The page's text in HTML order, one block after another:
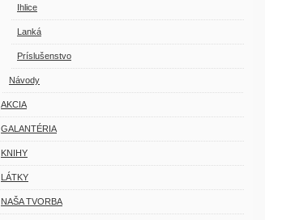
Ihlice
Lanká
Príslušenstvo
Návody
AKCIA
GALANTÉRIA
KNIHY
LÁTKY
NAŠA TVORBA